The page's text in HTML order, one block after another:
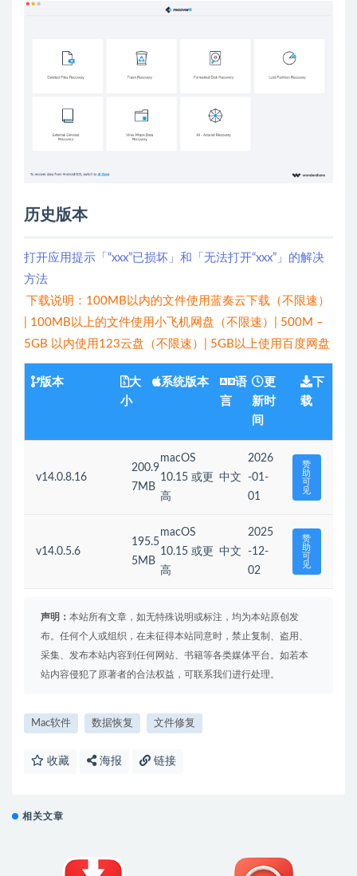
历史版本
打开应用提示「“xxx”已损坏」和「无法打开“xxx”」的解决
方法
下载说明：100MB以内的文件使用蓝奏云下载（不限速）
| 100MB以上的文件使用小飞机网盘（不限速）| 500M –
5GB 以内使用123云盘（不限速）| 5GB以上使用百度网盘
版本
大
小
系统版本
语
言
更
新时
间
下
载
v14.0.8.16
200.9
7MB
macOS
10.15 或更
高
中文
2026
-01-
01
赞
助
可
见
v14.0.5.6
195.5
5MB
macOS
10.15 或更
高
中文
2025
-12-
02
赞
助
可
见
声明： 本站所有文章，如无特殊说明或标注，均为本站原创发
布。任何个人或组织，在未征得本站同意时，禁止复制、盗用、
采集、发布本站内容到任何网站、书籍等各类媒体平台。如若本
站内容侵犯了原著者的合法权益，可联系我们进行处理。
Mac软件 数据恢复 文件修复
收藏 海报 链接
相关文章